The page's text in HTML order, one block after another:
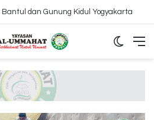
Bantul dan Gunung Kidul Yogyakarta